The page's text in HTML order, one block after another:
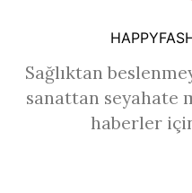
Sağlıktan
sanattan seyahate
haberler